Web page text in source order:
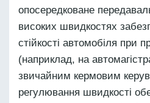
опосередковане
високих швидкостях
стійкості автомобіля при
(наприклад, на
звичайним кермовим
регулювання швидкості